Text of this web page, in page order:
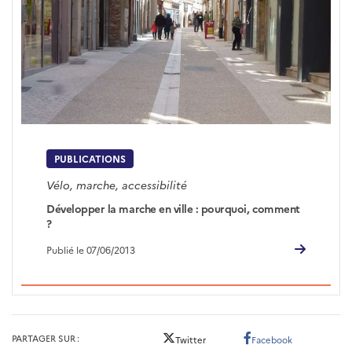
PUBLICATIONS
Vélo, marche, accessibilité
Développer la marche en ville : pourquoi, comment
?
Publié le 07/06/2013
PARTAGER SUR Twitter Facebook